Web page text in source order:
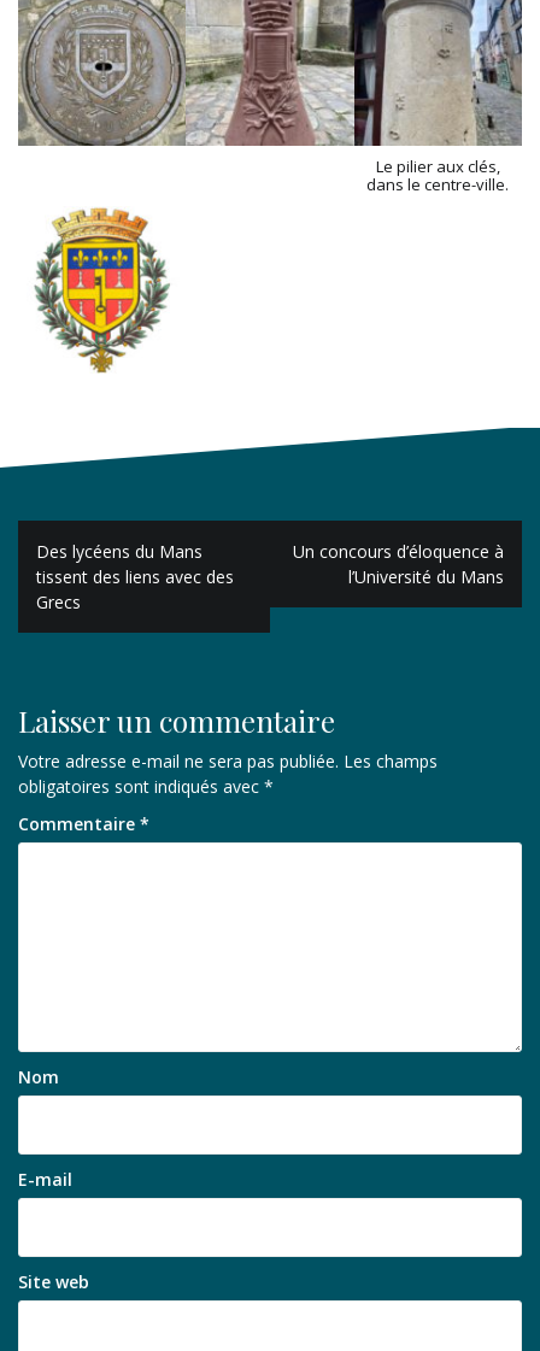
Le pilier aux clés,
dans le centre-ville.
Navigation
de
l’article
Des lycéens du Mans
tissent des liens avec des
Grecs
Un concours d’éloquence à
l’Université du Mans
Laisser un commentaire
Votre adresse e-mail ne sera pas publiée. Les champs
obligatoires sont indiqués avec *
Commentaire *
Nom
E-mail
Site web